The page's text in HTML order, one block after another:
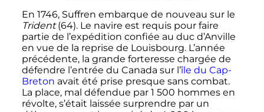
En 1746, Suffren embarque de nouveau sur le
Trident(64). Le navire est requis pour faire
partie de l’expédition confiée au duc d’Anville
en vue de la reprise de Louisbourg. L’année
précédente, la grande forteresse chargée de
défendre l’entrée du Canada sur l’île du Cap-
Breton avait été prise presque sans combat.
La place, mal défendue par 1 500 hommesen
révolte, s’était laissée surprendre par un